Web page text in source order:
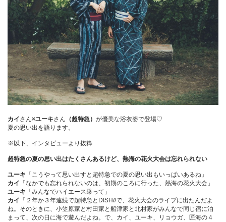
カイさん×ユーキさん （超特急） が優美な浴衣姿で登場♡
夏の思い出を語ります。
※以下、インタビューより抜粋
超特急の夏の思い出はたくさんあるけど、熱海の花火大会は忘れられない
ユーキ 「こうやって思い出すと超特急での夏の思い出もいっぱいあるね」
カイ 「なかでも忘れられないのは、初期のころに行った、熱海の花火大会」
ユーキ 「みんなでハイエース乗って」
カイ 「２年か３年連続で超特急とDISH//で、花火大会のライブに出たんだよ
ね。そのときに、小笠原家と村田家と船津家と北村家がみんなで同じ宿に泊
まって、次の日に海で遊んだよね。で、カイ、ユーキ、リョウガ、匠海の４